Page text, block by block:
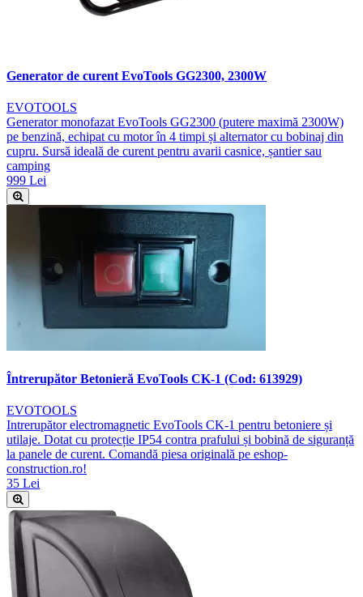
Generator de curent EvoTools GG2300, 2300W
EVOTOOLS
Generator monofazat EvoTools GG2300 (putere maximă 2300W)
pe benzină, echipat cu motor în 4 timpi și alternator cu bobinaj din
cupru. Sursă ideală de curent pentru avarii casnice, șantier sau
camping
999 Lei
Întrerupător Betonieră EvoTools CK-1 (Cod: 613929)
EVOTOOLS
Intrerupător electromagnetic EvoTools CK-1 pentru betoniere și
utilaje. Dotat cu protecție IP54 contra prafului și bobină de siguranță
la panele de curent. Comandă piesa originală pe eshop-
construction.ro!
35 Lei